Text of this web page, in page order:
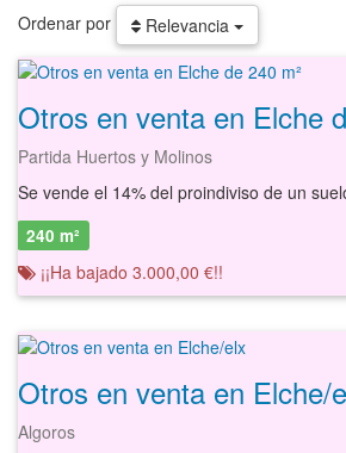
Ordenar por Relevancia
Otros en venta en Elche
Partida Huertos y Molinos
240 m²
¡¡Ha bajado 3.000,00 €!!
Otros en venta en Elche/
Algoros